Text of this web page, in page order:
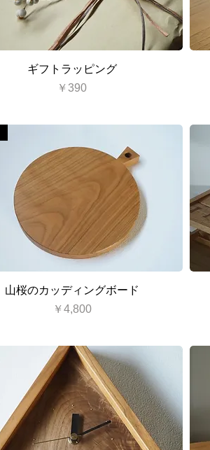
クイックビュー
ギフトラッピング
価格
￥390
クイックビュー
山桜のカッディングボード
価格
￥4,800